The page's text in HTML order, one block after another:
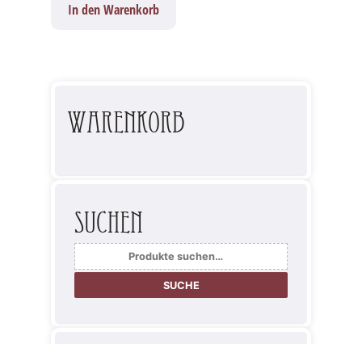
In den Warenkorb
Warenkorb
Suchen
Suche
nach:
SUCHE